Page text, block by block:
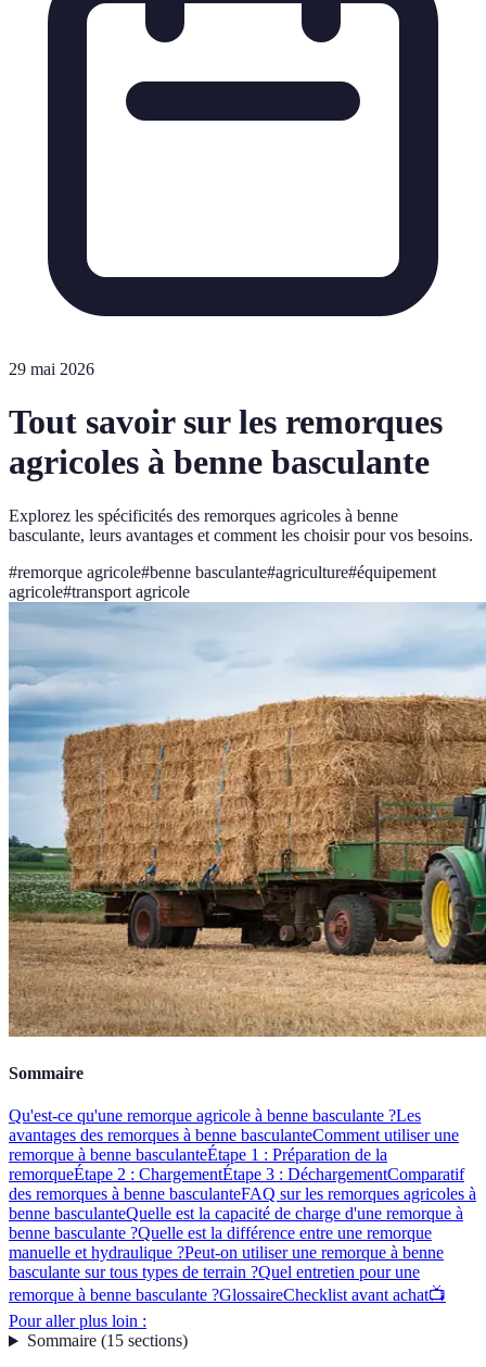
29 mai 2026
Tout savoir sur les remorques
agricoles à benne basculante
Explorez les spécificités des remorques agricoles à benne
basculante, leurs avantages et comment les choisir pour vos besoins.
#remorque agricole#benne basculante#agriculture#équipement
agricole#transport agricole
Sommaire
Qu'est-ce qu'une remorque agricole à benne basculante ?Les
avantages des remorques à benne basculanteComment utiliser une
remorque à benne basculanteÉtape 1 : Préparation de la
remorqueÉtape 2 : ChargementÉtape 3 : DéchargementComparatif
des remorques à benne basculanteFAQ sur les remorques agricoles à
benne basculanteQuelle est la capacité de charge d'une remorque à
benne basculante ?Quelle est la différence entre une remorque
manuelle et hydraulique ?Peut-on utiliser une remorque à benne
basculante sur tous types de terrain ?Quel entretien pour une
remorque à benne basculante ?GlossaireChecklist avant achat📺
Pour aller plus loin :
Sommaire(15 sections)